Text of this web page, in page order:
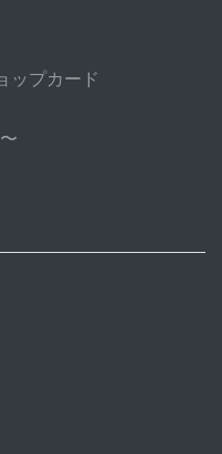
ップカード